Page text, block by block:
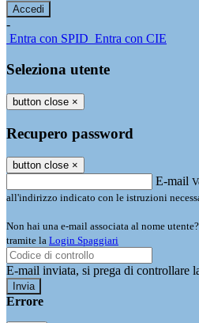
-
Entra con SPID Entra con CIE
Seleziona utente
button close ×
Recupero password
button close ×
E-mail
all'indirizzo indicato con le istruzioni
Non hai una e-mail associata al nome
tramite la Login Spaggiari
E-mail inviata, si prega di controllare
Errore